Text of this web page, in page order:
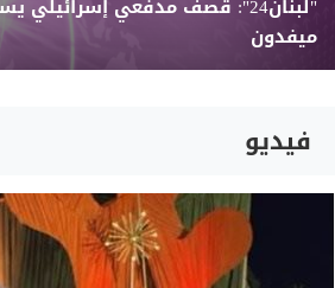
"لبنان24": قصف مدفعي
ميفدون
فيديو